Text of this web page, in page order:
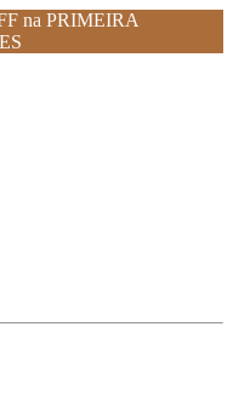
na PRIMEIRA